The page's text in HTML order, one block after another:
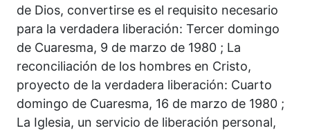
de Dios, convertirse es el requisito necesario
para la verdadera liberación: Tercer domingo
de Cuaresma, 9 de marzo de 1980 ; La
reconciliación de los hombres en Cristo,
proyecto de la verdadera liberación: Cuarto
domingo de Cuaresma, 16 de marzo de 1980 ;
La Iglesia, un servicio de liberación personal,